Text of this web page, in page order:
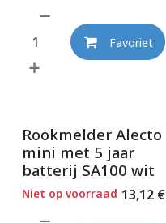
Favoriet
Rookmelder Alecto
mini met 5 jaar
batterij SA100 wit
13,12€
Niet op voorraad